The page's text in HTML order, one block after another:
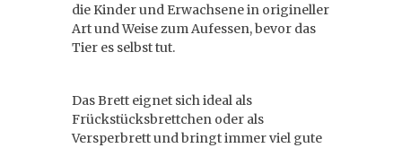
die Kinder und Erwachsene in origineller
Art und Weise zum Aufessen, bevor das
Tier es selbst tut.
Das Brett eignet sich ideal als
Frückstücksbrettchen oder als
Versperbrett und bringt immer viel gute